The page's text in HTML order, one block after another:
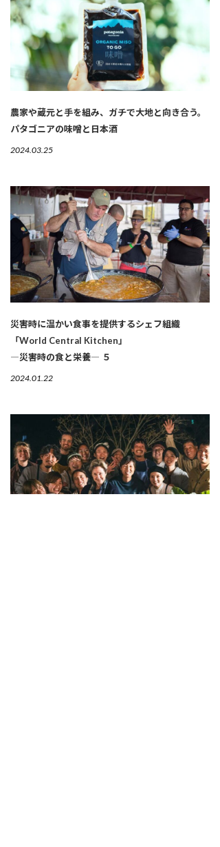
農家や蔵元と手を組み、ガチで大地と向き合う。
パタゴニアの味噌と日本酒
2024.03.25
災害時に温かい食事を提供するシェフ組織
「World Central Kitchen」
―災害時の食と栄養― ５
2024.01.22